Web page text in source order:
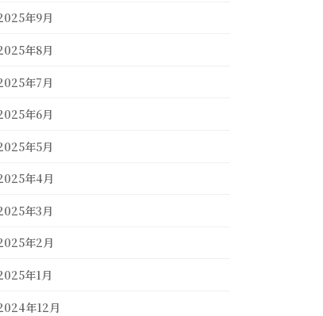
年9月
年8月
年7月
年6月
年5月
年4月
年3月
年2月
年1月
年12月